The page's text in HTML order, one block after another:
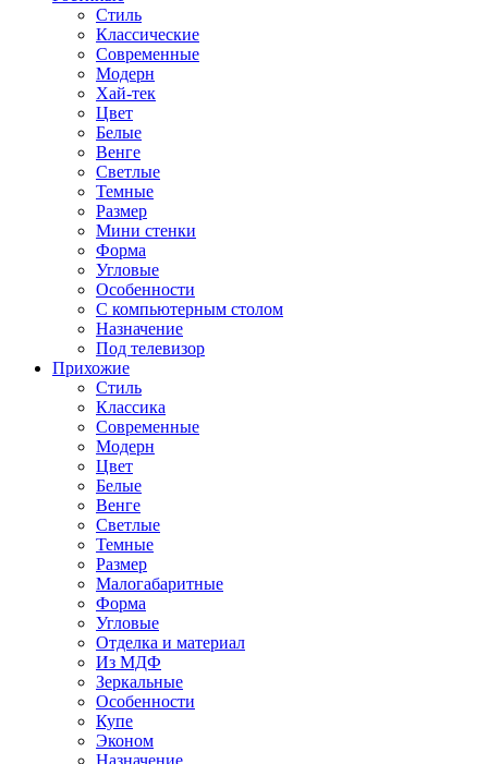
Стиль
Классические
Современные
Модерн
Хай-тек
Цвет
Белые
Венге
Светлые
Темные
Размер
Мини стенки
Форма
Угловые
Особенности
С компьютерным столом
Назначение
Под телевизор
Прихожие
Стиль
Классика
Современные
Модерн
Цвет
Белые
Венге
Светлые
Темные
Размер
Малогабаритные
Форма
Угловые
Отделка и материал
Из МДФ
Зеркальные
Особенности
Купе
Эконом
Назначение